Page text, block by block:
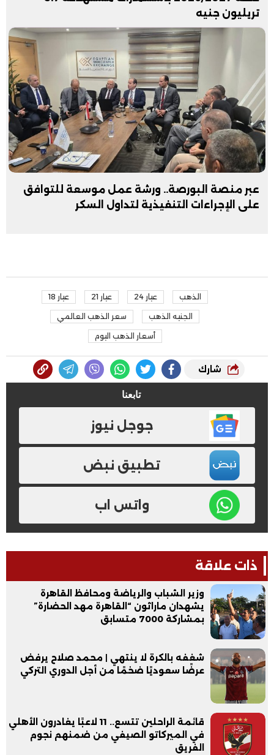
تريليون جنيه
عبر منصة البورصة.. ورشة عمل موسعة للتوافق
على الإجراءات التنفيذية لتداول السكر
الذهب عيار 24 عيار 21 عيار 18
الجنيه الذهب سعر الذهب العالمي
أسعار الذهب اليوم
شارك
تابعنا
جوجل نيوز
تطبيق نبض
واتس اب
ذات علاقة
وزير الشباب والرياضة ومحافظ القاهرة
يشهدان ماراثون “القاهرة مهد الحضارة”
بمشاركة 7000 متسابق
شغفه بالكرة لا ينتهي | محمد صلاح يرفض
عرضًا سعوديًا ضخمًا من أجل الدوري التركي
قائمة الراحلين تتسع.. 11 لاعبًا يغادرون الأهلي
في الميركاتو الصيفي من ضمنهم نجوم
الفريق